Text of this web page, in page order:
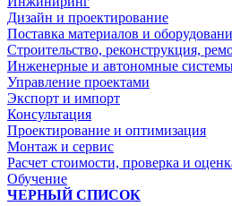
Дизайн и проектирование
Поставка материалов и
Строительство, реконструкция,
Инженерные и автономные
Управление проектами
Экспорт и импорт
Консультация
Проектирование и оптимизация
Монтаж и сервис
Расчет стоимости, проверка и
Обучение
ЧЕРНЫЙ СПИСОК